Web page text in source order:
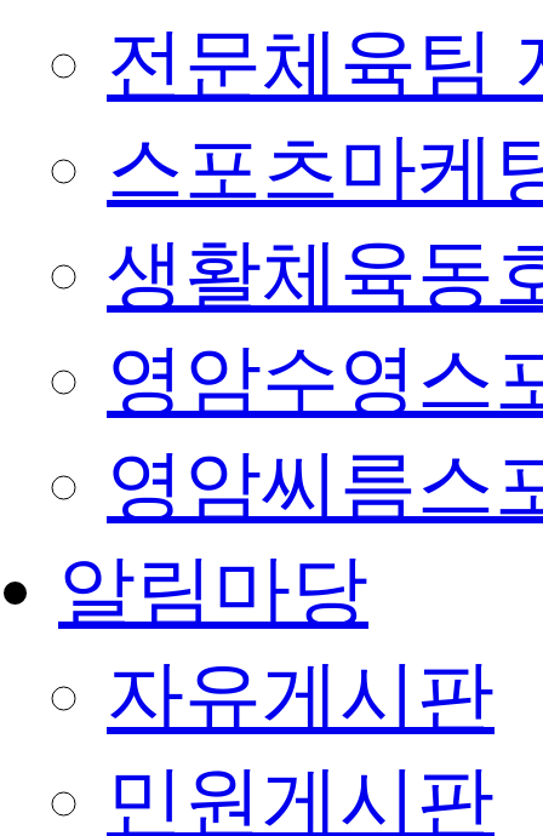
전문체육팀
스포츠마케
생활체육동
영암수영스
영암씨름스
알림마당
자유게시판
민원게시판